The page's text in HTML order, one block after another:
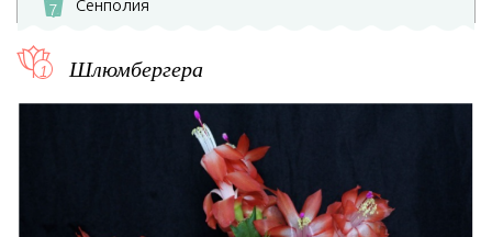
7 Сенполия
Шлюмбергера